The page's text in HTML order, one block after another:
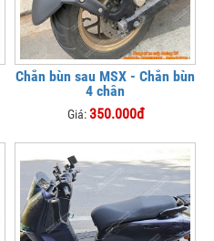
Chắn bùn sau MSX - Chắn bùn
4 chân
Giá:350.000đ